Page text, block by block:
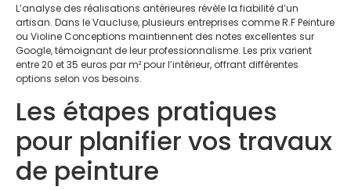
L’analyse des réalisations antérieures révèle la fiabilité d’un
artisan. Dans le Vaucluse, plusieurs entreprises comme R.F Peinture
ou Violine Conceptions maintiennent des notes excellentes sur
Google, témoignant de leur professionnalisme. Les prix varient
entre 20 et 35 euros par m² pour l’intérieur, offrant différentes
options selon vos besoins.
Les étapes pratiques
pour planifier vos travaux
de peinture